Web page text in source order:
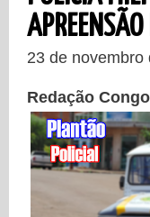
23 de novembro
Redação